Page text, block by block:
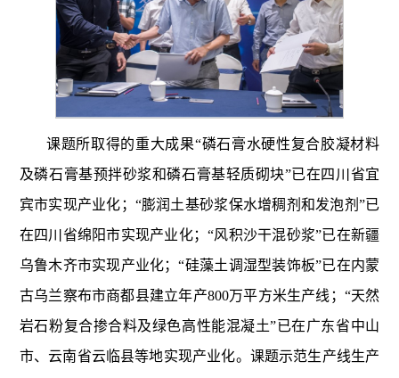
课题所取得的重大成果“磷石膏水硬性复合胶凝材料
及磷石膏基预拌砂浆和磷石膏基轻质砌块”已在四川省宜
宾市实现产业化；“膨润土基砂浆保水增稠剂和发泡剂”已
在四川省绵阳市实现产业化；“风积沙干混砂浆”已在新疆
乌鲁木齐市实现产业化；“硅藻土调湿型装饰板”已在内蒙
古乌兰察布市商都县建立年产800万平方米生产线；“天然
岩石粉复合掺合料及绿色高性能混凝土”已在广东省中山
市、云南省云临县等地实现产业化。课题示范生产线生产